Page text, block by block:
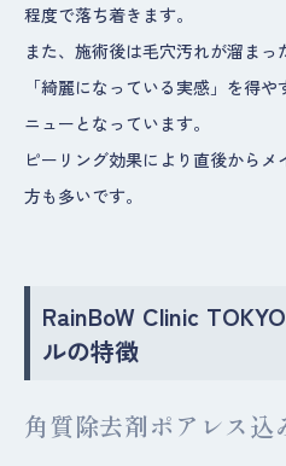
程度で落ち着きます。
また、施術後は毛穴汚れが溜まっ
「綺麗になっている実感」を得
ニューとなっています。
ピーリング効果により直後から
方も多いです。
RainBoW Clinic
ルの特徴
角質除去剤ポアレス込